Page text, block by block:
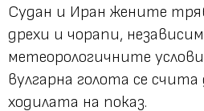
Судан и Иран жените
дрехи и чорапи,
метеорологичните
вулгарна голота се
ходилата на показ.